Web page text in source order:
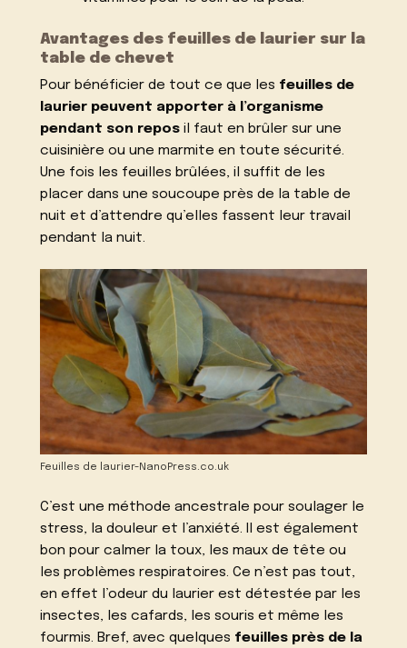
Avantages des feuilles de laurier sur la
table de chevet
Pour bénéficier de tout ce que les feuilles de
laurier peuvent apporter à l’organisme
pendant son repos il faut en brûler sur une
cuisinière ou une marmite en toute sécurité.
Une fois les feuilles brûlées, il suffit de les
placer dans une soucoupe près de la table de
nuit et d’attendre qu’elles fassent leur travail
pendant la nuit.
Feuilles de laurier-NanoPress.co.uk
C’est une méthode ancestrale pour soulager le
stress, la douleur et l’anxiété. Il est également
bon pour calmer la toux, les maux de tête ou
les problèmes respiratoires. Ce n’est pas tout,
en effet l’odeur du laurier est détestée par les
insectes, les cafards, les souris et même les
fourmis. Bref, avec quelques feuilles près de la